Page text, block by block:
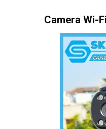
Camera Wi-